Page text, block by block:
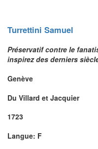
Turrettini Samuel
Préservatif contre le
inspirez des derniers
Genève
Du Villard et Jacquier
1723
Langue: F